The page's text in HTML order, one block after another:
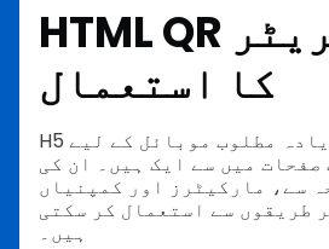
HTML QR کوڈ جنریٹر
کا استعمال
H5 صفحات سب سے زیادہ مطلوب موبائل کے لیے
صفحات میں سے ایک ہیں۔ ان کی
سے، مارکیٹرز اور کمپنیاں
ذکر طریقوں سے استعمال کر سکتی
ہیں۔